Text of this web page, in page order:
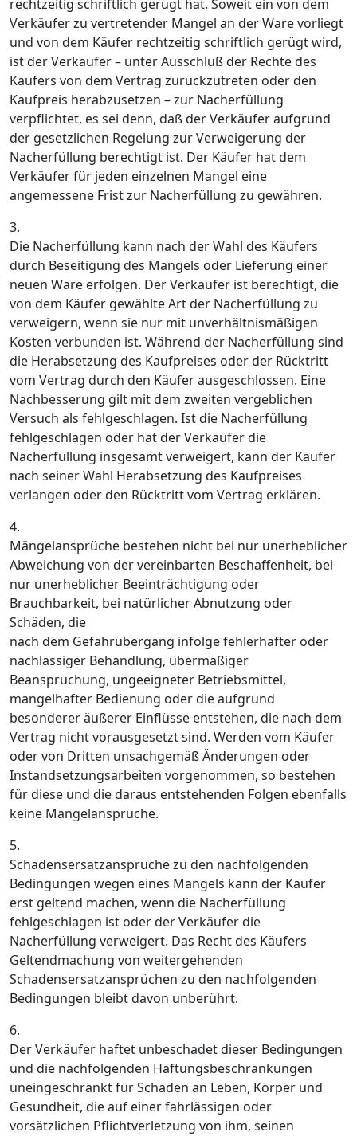
rechtzeitig schriftlich gerügt hat. Soweit ein von dem
Verkäufer zu vertretender Mangel an der Ware vorliegt
und von dem Käufer rechtzeitig schriftlich gerügt wird,
ist der Verkäufer – unter Ausschluß der Rechte des
Käufers von dem Vertrag zurückzutreten oder den
Kaufpreis herabzusetzen – zur Nacherfüllung
verpflichtet, es sei denn, daß der Verkäufer aufgrund
der gesetzlichen Regelung zur Verweigerung der
Nacherfüllung berechtigt ist. Der Käufer hat dem
Verkäufer für jeden einzelnen Mangel eine
angemessene Frist zur Nacherfüllung zu gewähren.
3.
Die Nacherfüllung kann nach der Wahl des Käufers
durch Beseitigung des Mangels oder Lieferung einer
neuen Ware erfolgen. Der Verkäufer ist berechtigt, die
von dem Käufer gewählte Art der Nacherfüllung zu
verweigern, wenn sie nur mit unverhältnismäßigen
Kosten verbunden ist. Während der Nacherfüllung sind
die Herabsetzung des Kaufpreises oder der Rücktritt
vom Vertrag durch den Käufer ausgeschlossen. Eine
Nachbesserung gilt mit dem zweiten vergeblichen
Versuch als fehlgeschlagen. Ist die Nacherfüllung
fehlgeschlagen oder hat der Verkäufer die
Nacherfüllung insgesamt verweigert, kann der Käufer
nach seiner Wahl Herabsetzung des Kaufpreises
verlangen oder den Rücktritt vom Vertrag erklären.
4.
Mängelansprüche bestehen nicht bei nur unerheblicher
Abweichung von der vereinbarten Beschaffenheit, bei
nur unerheblicher Beeinträchtigung oder
Brauchbarkeit, bei natürlicher Abnutzung oder
Schäden, die
nach dem Gefahrübergang infolge fehlerhafter oder
nachlässiger Behandlung, übermäßiger
Beanspruchung, ungeeigneter Betriebsmittel,
mangelhafter Bedienung oder die aufgrund
besonderer äußerer Einflüsse entstehen, die nach dem
Vertrag nicht vorausgesetzt sind. Werden vom Käufer
oder von Dritten unsachgemäß Änderungen oder
Instandsetzungsarbeiten vorgenommen, so bestehen
für diese und die daraus entstehenden Folgen ebenfalls
keine Mängelansprüche.
5.
Schadensersatzansprüche zu den nachfolgenden
Bedingungen wegen eines Mangels kann der Käufer
erst geltend machen, wenn die Nacherfüllung
fehlgeschlagen ist oder der Verkäufer die
Nacherfüllung verweigert. Das Recht des Käufers
Geltendmachung von weitergehenden
Schadensersatzansprüchen zu den nachfolgenden
Bedingungen bleibt davon unberührt.
6.
Der Verkäufer haftet unbeschadet dieser Bedingungen
und die nachfolgenden Haftungsbeschränkungen
uneingeschränkt für Schäden an Leben, Körper und
Gesundheit, die auf einer fahrlässigen oder
vorsätzlichen Pflichtverletzung von ihm, seinen